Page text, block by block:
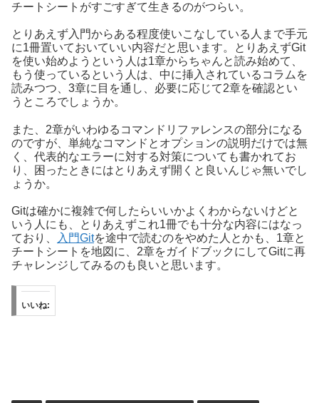
チートシートがすごすぎて生きるのがつらい。
とりあえず入門からある程度使いこなしている人まで手元
に1冊置いておいていい内容だと思います。とりあえずGit
を使い始めようという人は1章からちゃんと読み始めて、
もう使っているという人は、中に挿入されているコラムを
読みつつ、3章に目を通し、必要に応じて2章を確認とい
うところでしょうか。
また、2章がいわゆるコマンドリファレンスの部分になる
のですが、単純なコマンドとオプションの説明だけでは無
く、代表的なエラーに対する対策についても書かれてお
り、困ったときにはとりあえず開くと良いんじゃ無いでし
ょうか。
Gitは確かに複雑で何したらいいかよくわからないけどと
いう人にも、とりあえずこれ1冊でも十分な内容にはなっ
ており、
入門Gitを途中で読むのをやめた人とかも、1章と
チートシートを地図に、2章をガイドブックにしてGitに再
チャレンジしてみるのも良いと思います。
いいね: